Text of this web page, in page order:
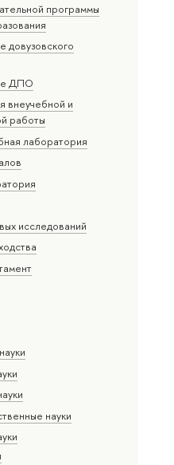
программы
довузовского
ДПО
внеучебной и
работы
лаборатория
исследований
науки